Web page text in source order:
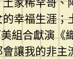
幸福生涯
組合獻演
讓我的非